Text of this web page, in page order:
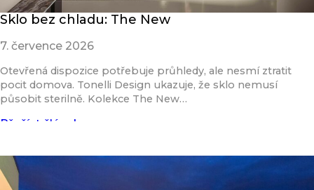
Sklo bez chladu: The New
7. července 2026
Otevřená dispozice potřebuje průhledy, ale nesmí ztratit
pocit domova. Tonelli Design ukazuje, že sklo nemusí
působit sterilně. Kolekce The New…
Přečíst článek